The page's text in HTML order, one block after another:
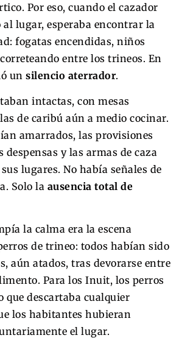
Por eso, cuando el cazador
al lugar, esperaba encontrar la
fogatas encendidas, niños
entre los trineos. En
un silencio aterrador.
intactas, con mesas
de caribú aún a medio cocinar.
amarrados, las provisiones
despensas y las armas de caza
lugares. No había señales de
Solo la ausencia total de
la calma era la escena
de trineo: todos habían sido
aún atados, tras devorarse entre
Para los Inuit, los perros
que descartaba cualquier
los habitantes hubieran
el lugar.